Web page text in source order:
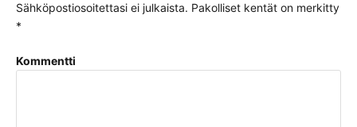
Sähköpostiosoitettasi ei julkaista. Pakolliset kentät on merkitty
*
Kommentti